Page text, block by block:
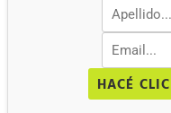
HACÉ